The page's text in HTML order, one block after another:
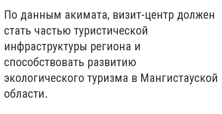
По данным акимата, визит-центр должен
стать частью туристической
инфраструктуры региона и
способствовать развитию
экологического туризма в Мангистауской
области.